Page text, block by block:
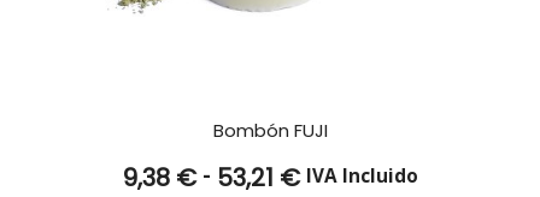
Bombón FUJI
9,38 € - 53,21 €Rango
IVA Incluido